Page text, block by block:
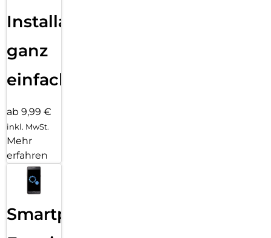
Installation
ganz
einfach
ab 9,99 €
inkl. MwSt.
Mehr
erfahren
Smartphone